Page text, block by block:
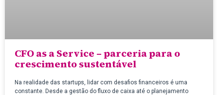
CFO as a Service – parceria para o
crescimento sustentável
Na realidade das startups, lidar com desafios financeiros é uma
constante. Desde a gestão do fluxo de caixa até o planejamento